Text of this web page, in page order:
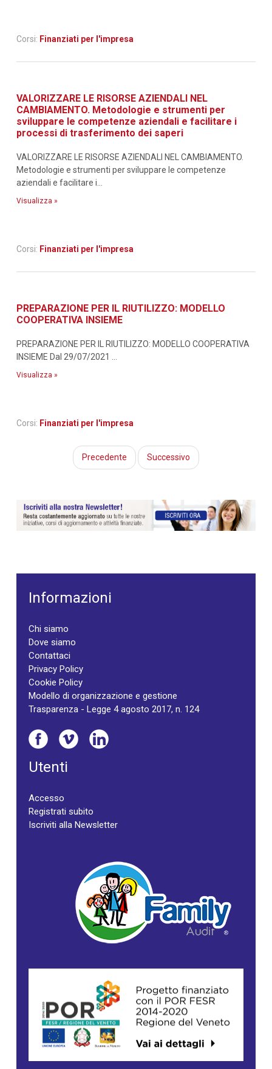
Corsi: Finanziati per l'impresa
VALORIZZARE LE RISORSE AZIENDALI NEL
CAMBIAMENTO. Metodologie e strumenti per
sviluppare le competenze aziendali e facilitare i
processi di trasferimento dei saperi
VALORIZZARE LE RISORSE AZIENDALI NEL CAMBIAMENTO.
Metodologie e strumenti per sviluppare le competenze
aziendali e facilitare i...
Visualizza »
Corsi: Finanziati per l'impresa
PREPARAZIONE PER IL RIUTILIZZO: MODELLO
COOPERATIVA INSIEME
PREPARAZIONE PER IL RIUTILIZZO: MODELLO COOPERATIVA
INSIEME Dal 29/07/2021 ...
Visualizza »
Corsi: Finanziati per l'impresa
Precedente Successivo
Informazioni
Chi siamo
Dove siamo
Contattaci
Privacy Policy
Cookie Policy
Modello di organizzazione e gestione
Trasparenza - Legge 4 agosto 2017, n. 124
Utenti
Accesso
Registrati subito
Iscriviti alla Newsletter